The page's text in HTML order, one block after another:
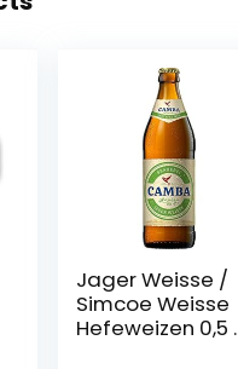
Jager Weisse /
Simcoe Weisse
Hefeweizen 0,5 l